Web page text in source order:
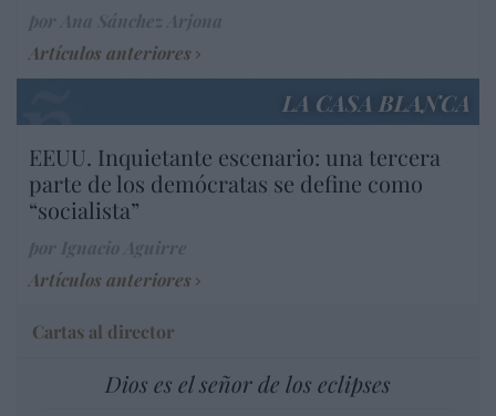
Artículos anteriores
LA CASA BLANCA
EEUU. Inquietante escenario: una tercera
parte de los demócratas se define como
“socialista”
Artículos anteriores
Cartas al director
Dios es el señor de los eclipses